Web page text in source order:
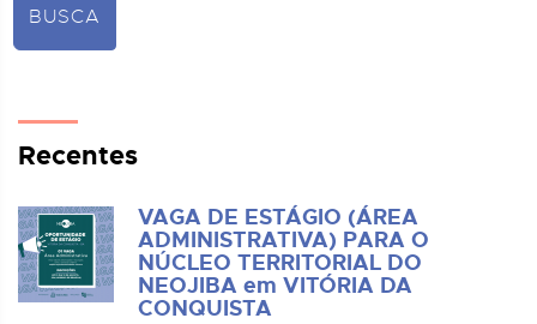
BUSCA
Recentes
VAGA DE ESTÁGIO (ÁREA
ADMINISTRATIVA) PARA O
NÚCLEO TERRITORIAL DO
NEOJIBA em VITÓRIA DA
CONQUISTA